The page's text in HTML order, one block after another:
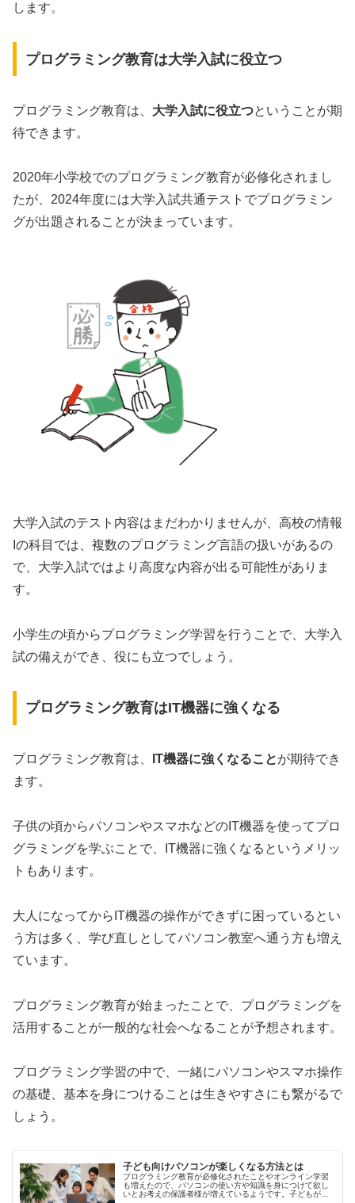
します。
プログラミング教育は大学入試に役立つ
プログラミング教育は、 大学入試に役立つということが期
待できます。
2020年小学校でのプログラミング教育が必修化されまし
たが、2024年度には大学入試共通テストでプログラミン
グが出題されることが決まっています。
大学入試のテスト内容はまだわかりませんが、高校の情報
Iの科目では、複数のプログラミング言語の扱いがあるの
で、大学入試ではより高度な内容が出る可能性がありま
す。
小学生の頃からプログラミング学習を行うことで、大学入
試の備えができ、役にも立つでしょう。
プログラミング教育はIT機器に強くなる
プログラミング教育は、 IT機器に強くなることが期待でき
ます。
子供の頃からパソコンやスマホなどのIT機器を使ってプロ
グラミングを学ぶことで、IT機器に強くなるというメリッ
トもあります。
大人になってからIT機器の操作ができずに困っているとい
う方は多く、学び直しとしてパソコン教室へ通う方も増え
ています。
プログラミング教育が始まったことで、プログラミングを
活用することが一般的な社会へなることが予想されます。
プログラミング学習の中で、一緒にパソコンやスマホ操作
の基礎、基本を身につけることは生きやすさにも繋がるで
しょう。
子ども向けパソコンが楽しくなる方法とは
プログラミング教育が必修化されたことやオンライン学習
も増えたので、パソコンの使い方や知識を身につけて欲し
いとお考えの保護者様が増えているようです。子どもがパ